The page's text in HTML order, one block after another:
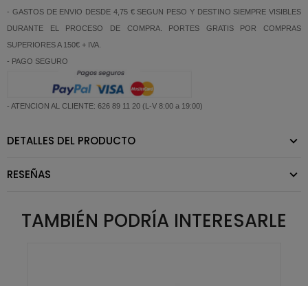
- GASTOS DE ENVIO DESDE 4,75 € SEGUN PESO Y DESTINO SIEMPRE VISIBLES
DURANTE EL PROCESO DE COMPRA. PORTES GRATIS POR COMPRAS
SUPERIORES A 150€ + IVA.
- PAGO SEGURO
- ATENCION AL CLIENTE: 626 89 11 20 (L-V 8:00 a 19:00)
DETALLES DEL PRODUCTO
RESEÑAS
TAMBIÉN PODRÍA INTERESARLE